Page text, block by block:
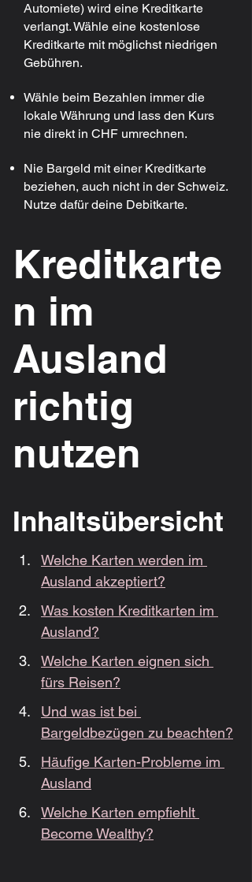
Automiete) wird eine Kreditkarte
verlangt. Wähle eine kostenlose
Kreditkarte mit möglichst niedrigen
Gebühren.
Wähle beim Bezahlen immer die
lokale Währung und lass den Kurs
nie direkt in CHF umrechnen.
Nie Bargeld mit einer Kreditkarte
beziehen, auch nicht in der Schweiz.
Nutze dafür deine Debitkarte.
Kreditkarte
n im
Ausland
richtig
nutzen
Inhaltsübersicht
Welche Karten werden im
Ausland akzeptiert?
Was kosten Kreditkarten im
Ausland?
Welche Karten eignen sich
fürs Reisen?
Und was ist bei
Bargeldbezügen zu beachten?
Häufige Karten-Probleme im
Ausland
Welche Karten empfiehlt
Become Wealthy?